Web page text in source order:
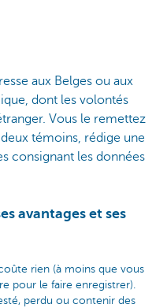
aux Belges ou aux
dont les volontés
Vous le remettez
témoins, rédige une
consignant les données
avantages et ses
rien (à moins que vous
pour le faire enregistrer).
perdu ou contenir des